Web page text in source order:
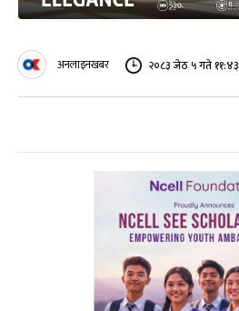
अनलाइनखबर २०८३ जेठ ५ गते ११:४३